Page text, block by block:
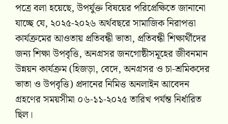
পত্রে বলা হয়েছে, উপর্যুক্ত বিষয়ের পরিপ্রেক্ষিতে জানানো
যাচ্ছে যে, ২০২৫-২০২৬ অর্থবছরে সামাজিক নিরাপত্তা
কার্যক্রমের আওতায় প্রতিবন্ধী ভাতা, প্রতিবন্ধী শিক্ষার্থীদের
জন্য শিক্ষা উপবৃত্তি, অনগ্রসর জনগোষ্ঠীসমূহের জীবনমান
উন্নয়ন কার্যক্রম (হিজড়া, বেদে, অনগ্রসর ও চা-শ্রমিকদের
ভাতা ও উপবৃত্তি) প্রদানের নিমিত্ত অনলাইন আবেদন
গ্রহণের সময়সীমা ০৬-১১-২০২৫ তারিখ পর্যন্ত নির্ধারিত
ছিল।